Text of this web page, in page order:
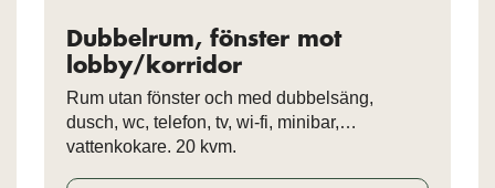
Dubbelrum, fönster mot
lobby/korridor
Rum utan fönster och med dubbelsäng,
dusch, wc, telefon, tv, wi-fi, minibar,
vattenkokare, 20 kvm.